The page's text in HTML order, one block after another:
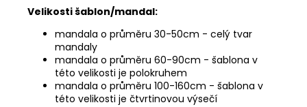
Velikosti šablon/mandal:
mandala o průměru 30-50cm - celý tvar
mandaly
mandala o průměru 60-90cm - šablona v
této velikosti je polokruhem
mandala o průměru 100-160cm - šablona v
této velikosti je čtvrtinovou výsečí